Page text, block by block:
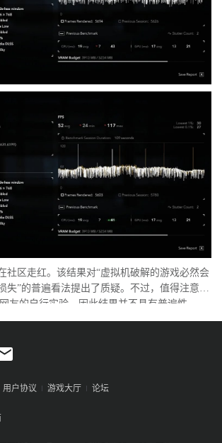
社区走红。该结果对“虚拟机破解的游戏必然会
失”的普遍看法提出了质疑。不过，值得注意的
友的自行实验，因此结果并不具有普遍性。
用户协议 游戏大厅 论坛